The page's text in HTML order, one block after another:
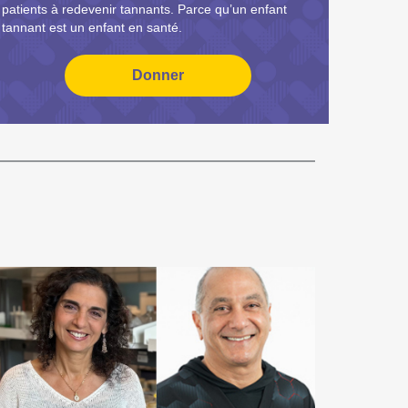
patients à redevenir tannants. Parce qu’un enfant
tannant est un enfant en santé.